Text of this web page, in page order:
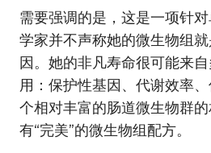
需要强调的是，这是一项针
学家并不声称她的微生物组
因。她的非凡寿命很可能来
用：保护性基因、代谢效率
个相对丰富的肠道微生物群
有“完美”的微生物组配方。